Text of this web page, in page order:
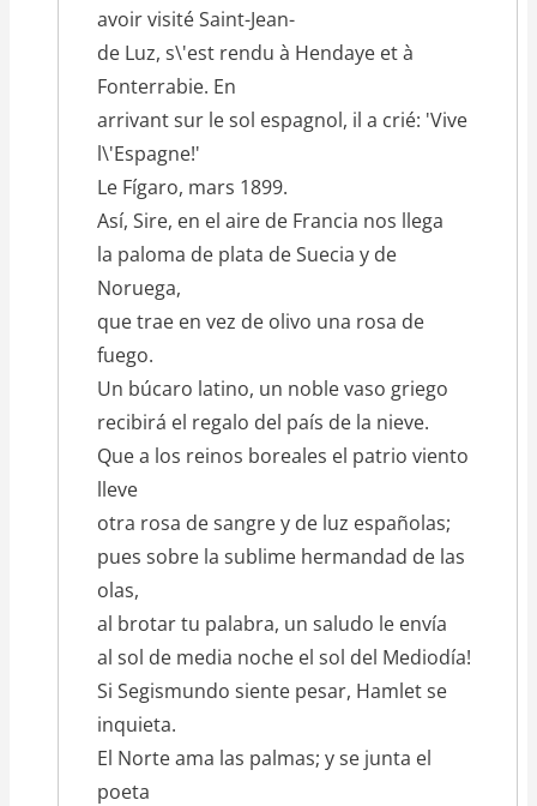
avoir visité Saint-Jean-
de Luz, s\'est rendu à Hendaye et à
Fonterrabie. En
arrivant sur le sol espagnol, il a crié: 'Vive
l\'Espagne!'
Le Fígaro, mars 1899.
Así, Sire, en el aire de Francia nos llega
la paloma de plata de Suecia y de
Noruega,
que trae en vez de olivo una rosa de
fuego.
Un búcaro latino, un noble vaso griego
recibirá el regalo del país de la nieve.
Que a los reinos boreales el patrio viento
lleve
otra rosa de sangre y de luz españolas;
pues sobre la sublime hermandad de las
olas,
al brotar tu palabra, un saludo le envía
al sol de media noche el sol del Mediodía!
Si Segismundo siente pesar, Hamlet se
inquieta.
El Norte ama las palmas; y se junta el
poeta